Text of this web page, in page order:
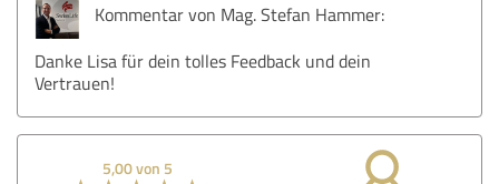
Kommentar von Mag. Stefan Hammer:
Danke Lisa für dein tolles Feedback und dein
Vertrauen!
5,00 von 5